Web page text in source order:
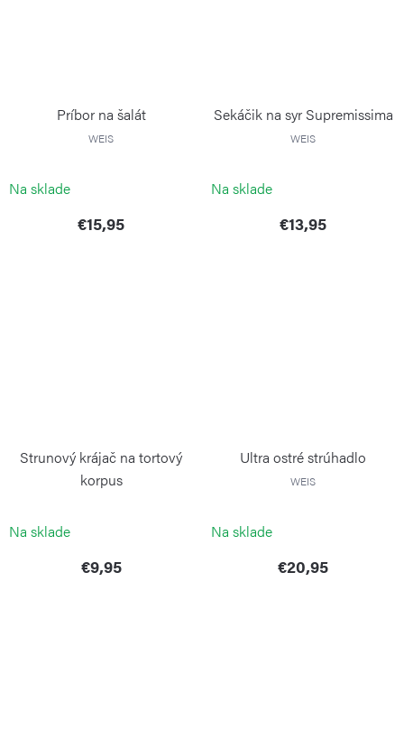
Príbor na šalát
WEIS
Na sklade
€15,95
Sekáčik na syr Supremissima
WEIS
Na sklade
€13,95
Strunový krájač na tortový
korpus
Na sklade
€9,95
Ultra ostré strúhadlo
WEIS
Na sklade
€20,95